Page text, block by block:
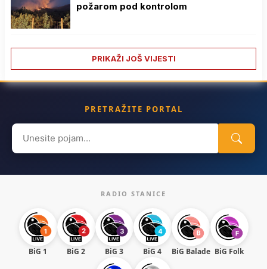
požarom pod kontrolom
PRIKAŽI JOŠ VIJESTI
PRETRAŽITE PORTAL
Search
for:
RADIO STANICE
BiG 1 BiG 2 BiG 3 BiG 4 BiG Balade BiG Folk